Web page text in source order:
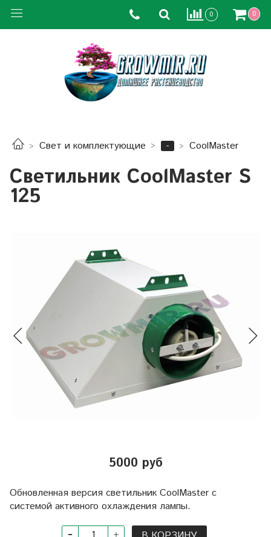
0 0
Свет и комплектующие - CoolMaster
Светильник CoolMaster S
125
5000 руб
Обновленная версия светильник CoolMaster с
системой активного охлаждения лампы.